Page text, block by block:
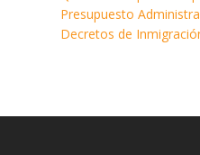
Presupuesto
Decretos de